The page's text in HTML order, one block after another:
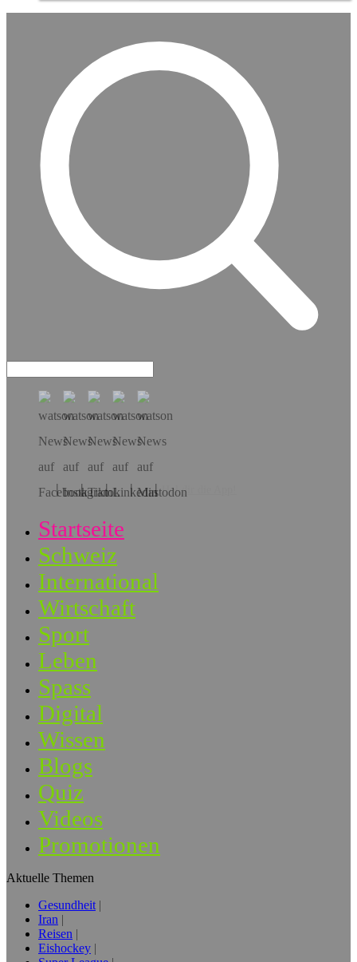
Hol dir die App!
Startseite
Schweiz
International
Wirtschaft
Sport
Leben
Spass
Digital
Wissen
Blogs
Quiz
Videos
Promotionen
Aktuelle Themen
Gesundheit
Iran
Reisen
Eishockey